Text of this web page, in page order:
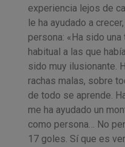
experiencia lejos de
le ha ayudado a
persona: «Ha sido
habitual a las que
sido muy ilusionante.
rachas malas, sobre
de todo se aprende.
me ha ayudado un
como persona… No
17 goles. Sí que es